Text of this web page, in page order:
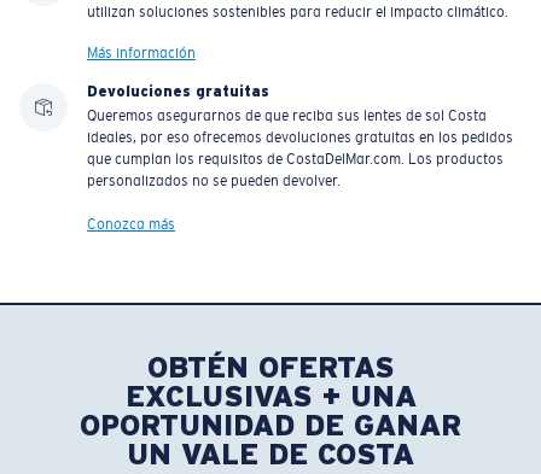
utilizan soluciones sostenibles para reducir el impacto climático.
Más información
Devoluciones gratuitas
Queremos asegurarnos de que reciba sus lentes de sol Costa
ideales, por eso ofrecemos devoluciones gratuitas en los pedidos
que cumplan los requisitos de CostaDelMar.com. Los productos
personalizados no se pueden devolver.
Conozca más
OBTÉN OFERTAS
EXCLUSIVAS + UNA
OPORTUNIDAD DE GANAR
UN VALE DE COSTA